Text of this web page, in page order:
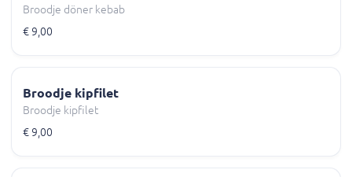
Broodje döner kebab
€ 9,00
Broodje kipfilet
Broodje kipfilet
€ 9,00